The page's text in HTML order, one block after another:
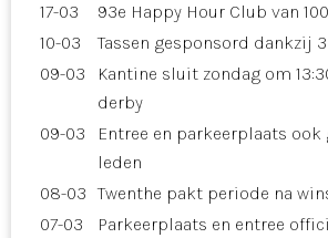
17-03
93e Happy Hour Club van 100
10-03
Tassen gesponsord dankzij
09-03
Kantine sluit zondag om
derby
09-03
Entree en parkeerplaats
leden
08-03 Twenthe pakt periode na
07-03
Parkeerplaats en entree